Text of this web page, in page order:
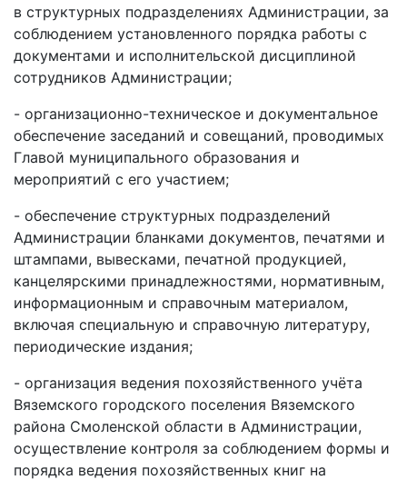
в структурных подразделениях Администрации, за
соблюдением установленного порядка работы с
документами и исполнительской дисциплиной
сотрудников Администрации;
- организационно-техническое и документальное
обеспечение заседаний и совещаний, проводимых
Главой муниципального образования и
мероприятий с его участием;
- обеспечение структурных подразделений
Администрации бланками документов, печатями и
штампами, вывесками, печатной продукцией,
канцелярскими принадлежностями, нормативным,
информационным и справочным материалом,
включая специальную и справочную литературу,
периодические издания;
- организация ведения похозяйственного учёта
Вяземского городского поселения Вяземского
района Смоленской области в Администрации,
осуществление контроля за соблюдением формы и
порядка ведения похозяйственных книг на